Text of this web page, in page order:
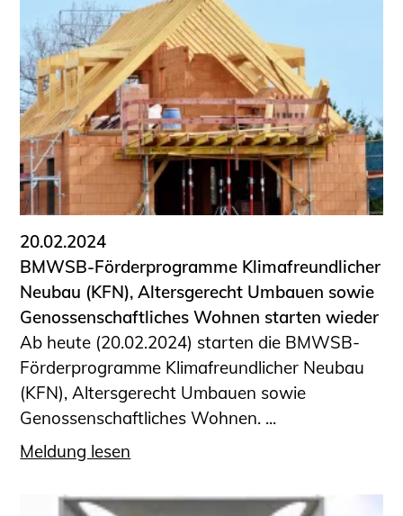
20.02.2024
BMWSB-Förderprogramme Klimafreundlicher
Neubau (KFN), Altersgerecht Umbauen sowie
Genossenschaftliches Wohnen starten wieder
Ab heute (20.02.2024) starten die BMWSB-
Förderprogramme Klimafreundlicher Neubau
(KFN), Altersgerecht Umbauen sowie
Genossenschaftliches Wohnen. ...
Meldung lesen